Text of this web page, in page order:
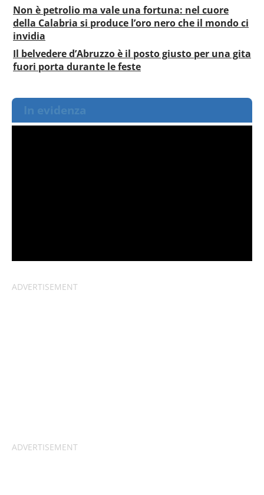
Non è petrolio ma vale una fortuna: nel cuore
della Calabria si produce l’oro nero che il mondo ci
invidia
Il belvedere d’Abruzzo è il posto giusto per una gita
fuori porta durante le feste
In evidenza